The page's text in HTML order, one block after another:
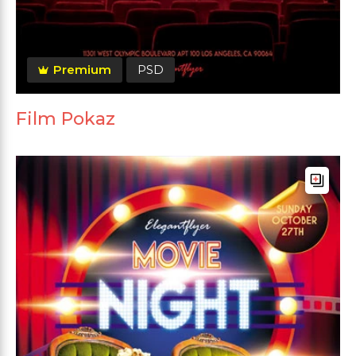
Premium PSD
Film Pokaz